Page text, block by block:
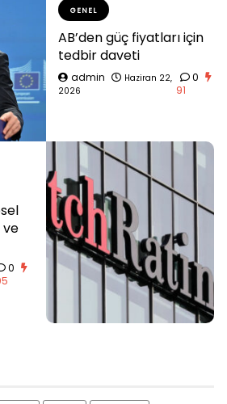
GENEL
AB’den güç fiyatları için
tedbir daveti
admin
Haziran 22,
2026
0
91
0